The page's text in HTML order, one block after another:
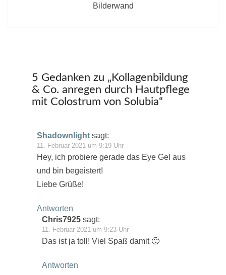
Bilderwand
5 Gedanken zu „Kollagenbildung
& Co. anregen durch Hautpflege
mit Colostrum von Solubia“
Shadownlight sagt:
11. Februar 2021 um 9:19 Uhr
Hey, ich probiere gerade das Eye Gel aus
und bin begeistert!
Liebe Grüße!
Antworten
Chris7925 sagt:
11. Februar 2021 um 9:23 Uhr
Das ist ja toll! Viel Spaß damit 🙂
Antworten